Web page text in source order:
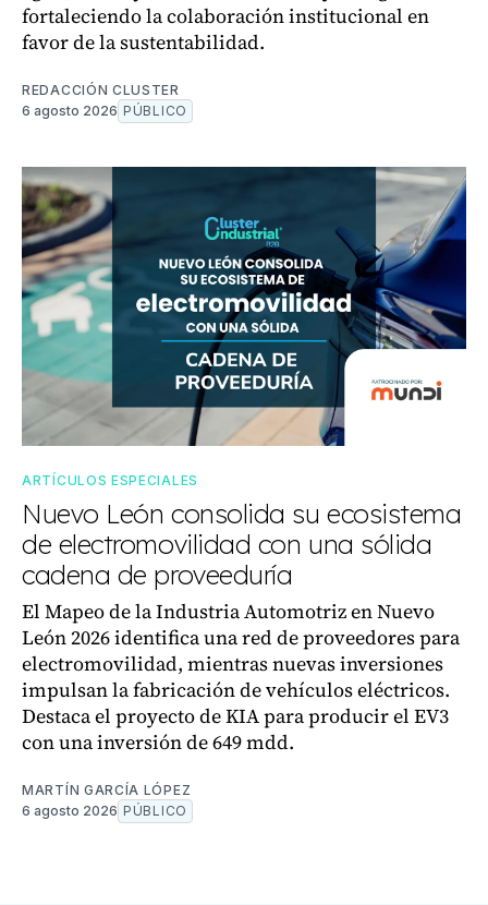
fortaleciendo la colaboración institucional en
favor de la sustentabilidad.
REDACCIÓN CLUSTER
6 agosto 2026 PÚBLICO
ARTÍCULOS ESPECIALES
Nuevo León consolida su ecosistema
de electromovilidad con una sólida
cadena de proveeduría
El Mapeo de la Industria Automotriz en Nuevo
León 2026 identifica una red de proveedores para
electromovilidad, mientras nuevas inversiones
impulsan la fabricación de vehículos eléctricos.
Destaca el proyecto de KIA para producir el EV3
con una inversión de 649 mdd.
MARTÍN GARCÍA LÓPEZ
6 agosto 2026 PÚBLICO